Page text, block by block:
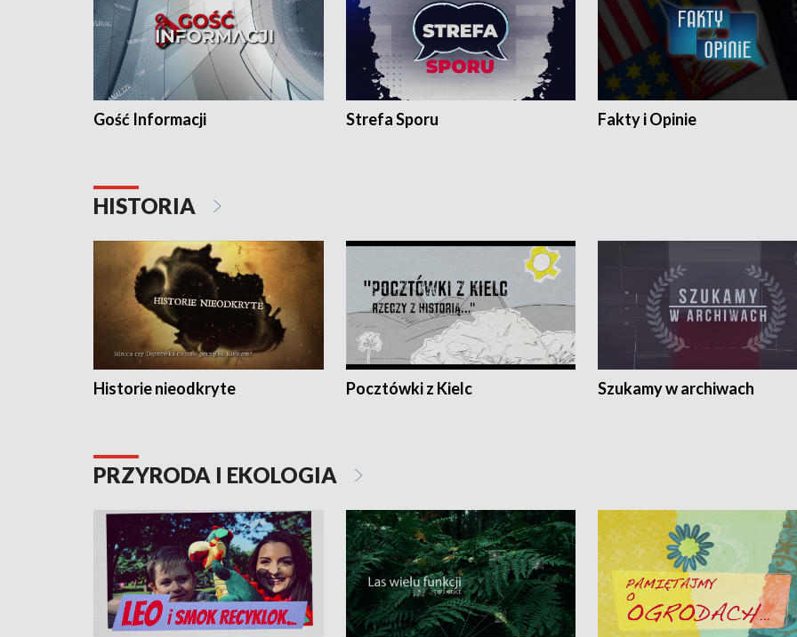
Gość Informacji Strefa Sporu Fakty i Opinie
HISTORIA
Historie nieodkryte Pocztówki z Kielc Szukamy w archiwach
PRZYRODA I EKOLOGIA